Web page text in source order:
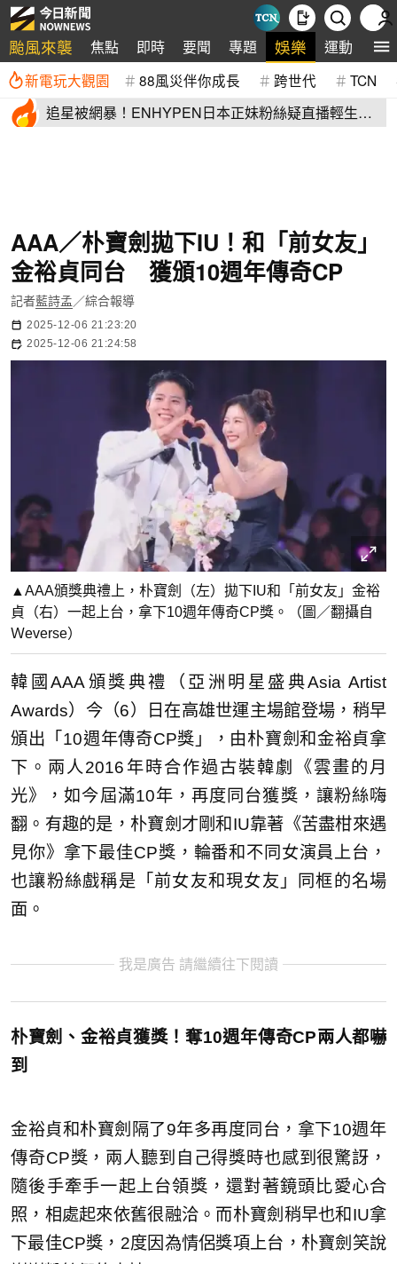
颱風來襲 焦點 即時 要聞 專題 娛樂 運動 全
新電玩大觀園 88風災伴你成長 跨世代 TCN
追星被網暴！ENHYPEN日本正妹粉絲疑直播輕生
AAA／朴寶劍拋下IU！和「前女友」
金裕貞同台 獲頒10週年傳奇CP
記者藍詩孟 ／綜合報導
2025-12-06 21:23:20
2025-12-06 21:24:58
▲AAA頒獎典禮上，朴寶劍（左）拋下IU和「前女友」金裕
貞（右）一起上台，拿下10週年傳奇CP獎。（圖／翻攝自
Ｗeverse）
韓國AAA頒獎典禮（亞洲明星盛典Asia Artist
Awards）今（6）日在高雄世運主場館登場，稍早
頒出「10週年傳奇CP獎」，由朴寶劍和金裕貞拿
下。兩人2016年時合作過古裝韓劇《雲畫的月
光》，如今屆滿10年，再度同台獲獎，讓粉絲嗨
翻。有趣的是，朴寶劍才剛和IU靠著《苦盡柑來遇
見你》拿下最佳CP獎，輪番和不同女演員上台，
也讓粉絲戲稱是「前女友和現女友」同框的名場
面。
我是廣告 請繼續往下閱讀
朴寶劍、金裕貞獲獎！奪10週年傳奇CP兩人都嚇
到
金裕貞和朴寶劍隔了9年多再度同台，拿下10週年
傳奇CP獎，兩人聽到自己得獎時也感到很驚訝，
隨後手牽手一起上台領獎，還對著鏡頭比愛心合
照，相處起來依舊很融洽。而朴寶劍稍早也和IU拿
下最佳CP獎，2度因為情侶獎項上台，朴寶劍笑說